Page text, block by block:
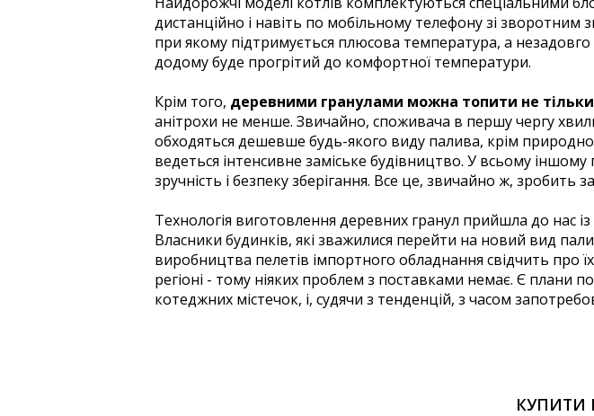
дистанційно і навіть по мобільному телефону зі зворотним
при якому підтримується плюсова температура, а
додому буде прогрітий до комфортної температури.
Крім того, деревними гранулами можна топити не тільки
анітрохи не менше. Звичайно, споживача в першу чергу
обходяться дешевше будь-якого виду палива, крім
ведеться інтенсивне заміське будівництво. У всьому
зручність і безпеку зберігання. Все це, звичайно ж, зробить
Технологія виготовлення деревних гранул прийшла до нас
Власники будинків, які зважилися перейти на новий вид
виробництва пелетів імпортного обладнання свідчить про
регіоні - тому ніяких проблем з поставками немає. Є
котеджних містечок, і, судячи з тенденцій, з часом
КУПИТИ